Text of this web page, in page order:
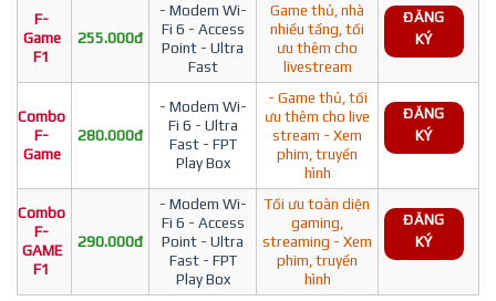
F-
Game
F1
255.000đ
- Modem Wi-
Fi 6 - Access
Point - Ultra
Fast
Game thủ, nhà
nhiều tầng, tối
ưu thêm cho
livestream
ĐĂNG
KÝ
Combo
F-
Game
280.000đ
- Modem Wi-
Fi 6 - Ultra
Fast - FPT
Play Box
- Game thủ, tối
ưu thêm cho live
stream - Xem
phim, truyền
hình
ĐĂNG
KÝ
Combo
F-
GAME
F1
290.000đ
- Modem Wi-
Fi 6 - Access
Point - Ultra
Fast - FPT
Play Box
Tối ưu toàn diện
gaming,
streaming - Xem
phim, truyền
hình
ĐĂNG
KÝ